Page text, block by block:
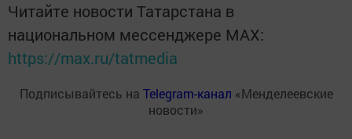
Читайте новости Татарстана в
национальном мессенджере MАХ:
https://max.ru/tatmedia
Подписывайтесь на Telegram-канал «Менделеевские
новости»